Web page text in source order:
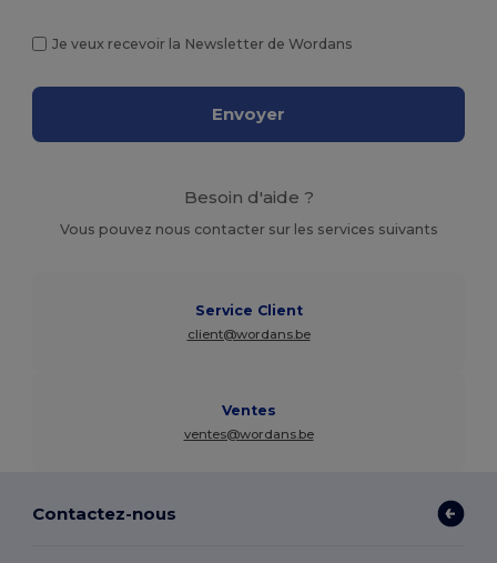
Je veux recevoir la Newsletter de Wordans
Envoyer
Besoin d'aide ?
Vous pouvez nous contacter sur les services suivants
Service Client
client@wordans.be
Ventes
ventes@wordans.be
Contactez-nous